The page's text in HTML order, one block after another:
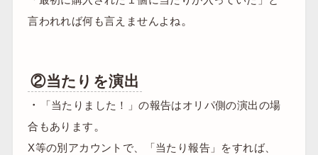
言われれば何も言えませんよね。
②当たりを演出
・
「当たりました！」の報告はオリパ側の演出の場
合もあります。
X等の別アカウントで、「当たり報告」をすれば、